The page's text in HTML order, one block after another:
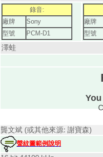
錄音:
廠牌
Sony
型號
PCM-D1
廠牌
型號
澤蛙
龔文斌 (或其他來源: 謝寶森)
聲紋圖範例說明